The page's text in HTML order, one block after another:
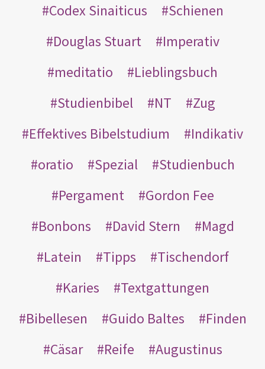
Codex Sinaiticus
Schienen
Douglas Stuart
Imperativ
meditatio
Lieblingsbuch
Studienbibel
NT
Zug
Effektives Bibelstudium
Indikativ
oratio
Spezial
Studienbuch
Pergament
Gordon Fee
Bonbons
David Stern
Magd
Latein
Tipps
Tischendorf
Karies
Textgattungen
Bibellesen
Guido Baltes
Finden
Cäsar
Reife
Augustinus